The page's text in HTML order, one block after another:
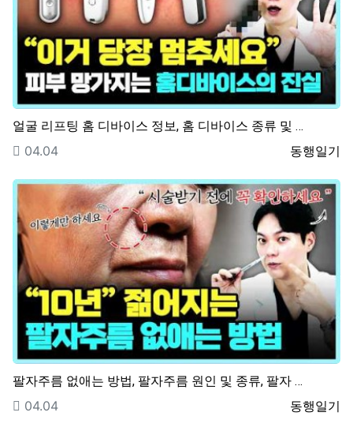
얼굴 리프팅 홈 디바이스 정보, 홈 디바이스 종류 및 …
등록자
동행일기
등록일
04.04
팔자주름 없애는 방법, 팔자주름 원인 및 종류, 팔자 …
등록자
동행일기
등록일
04.04